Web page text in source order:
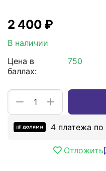
2 400 ₽
В наличии
Цена в
баллах:
750
+
−
4 платежа по
Отложить